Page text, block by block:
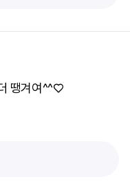
땡겨여^^♡